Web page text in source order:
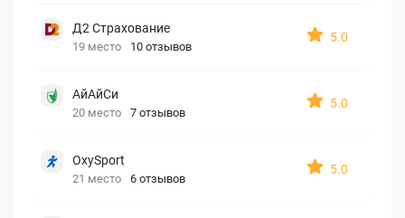
Д2 Страхование
19 место 10 отзывов
5.0
АйАйСи
20 место 7 отзывов
5.0
OxySport
21 место 6 отзывов
5.0